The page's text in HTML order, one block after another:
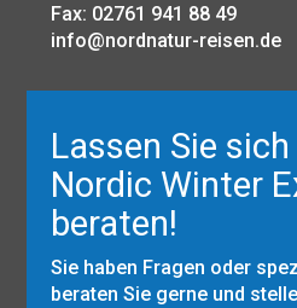
Fax: 02761 941 88 49
info@nordnatur-reisen.de
Lassen Sie
Nordic Winter
beraten!
Sie haben Fragen oder
beraten Sie gerne und